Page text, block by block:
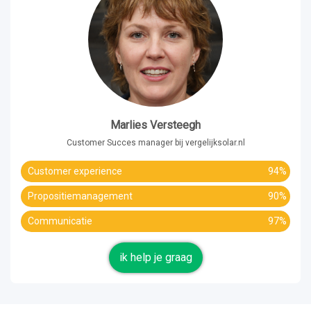
Marlies Versteegh
Customer Succes manager bij vergelijksolar.nl
Customer experience 94%
Propositiemanagement 90%
Communicatie 97%
ik help je graag